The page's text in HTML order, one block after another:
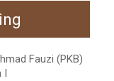
Fauzi (PKB)